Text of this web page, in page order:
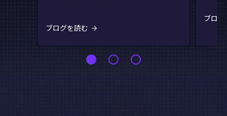
ブログを読む
ブロ